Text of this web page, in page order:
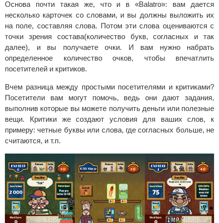
Основа почти такая же, что и в «Balatro»: вам дается
несколько карточек со словами, и вы должны выложить их
на поле, составляя слова. Потом эти слова оцениваются с
точки зрения состава(количество букв, согласных и так
далее), и вы получаете очки. И вам нужно набрать
определенное количество очков, чтобы впечатлить
посетителей и критиков.
Вчем разница между простыми посетителями и критиками?
Посетители вам могут помочь, ведь они дают задания,
выполнив которые вы можете получить деньги или полезные
вещи. Критики же создают условия для ваших слов, к
примеру: четные буквы или слова, где согласных больше, не
считаются, и т.п.